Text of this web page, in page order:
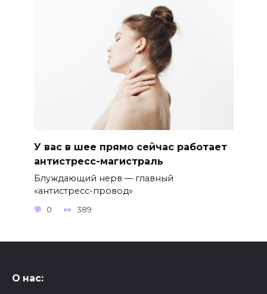
У вас в шее прямо сейчас работает
антистресс-магистраль
Блуждающий нерв — главный
«антистресс-провод»
0 389
О нас: